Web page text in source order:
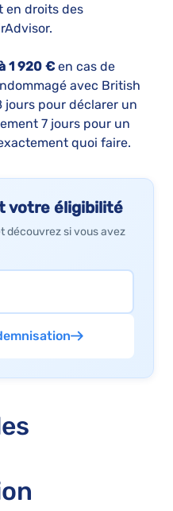
en droits des
1 920 € en cas de
avec British
jours pour déclarer un
7 jours pour un
quoi faire.
votre éligibilité
découvrez si vous avez